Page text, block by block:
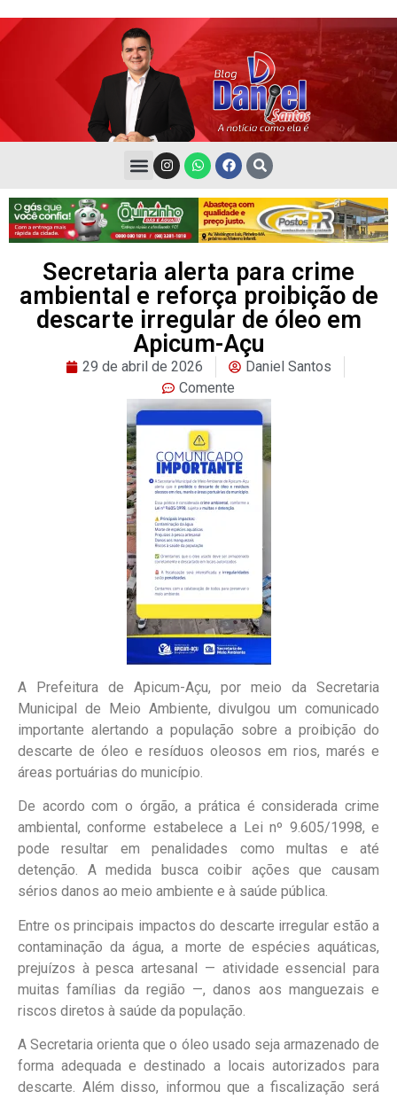
Secretaria alerta para crime
ambiental e reforça proibição de
descarte irregular de óleo em
Apicum-Açu
29 de abril de 2026
Daniel Santos
Comente
A Prefeitura de Apicum-Açu, por meio da Secretaria
Municipal de Meio Ambiente, divulgou um comunicado
importante alertando a população sobre a proibição do
descarte de óleo e resíduos oleosos em rios, marés e
áreas portuárias do município.
De acordo com o órgão, a prática é considerada crime
ambiental, conforme estabelece a Lei nº 9.605/1998, e
pode resultar em penalidades como multas e até
detenção. A medida busca coibir ações que causam
sérios danos ao meio ambiente e à saúde pública.
Entre os principais impactos do descarte irregular estão a
contaminação da água, a morte de espécies aquáticas,
prejuízos à pesca artesanal — atividade essencial para
muitas famílias da região —, danos aos manguezais e
riscos diretos à saúde da população.
A Secretaria orienta que o óleo usado seja armazenado de
forma adequada e destinado a locais autorizados para
descarte. Além disso, informou que a fiscalização será